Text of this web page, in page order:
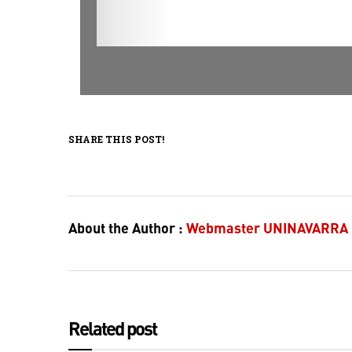
SHARE THIS POST!
About the Author : Webmaster UNINAVARRA
Related post